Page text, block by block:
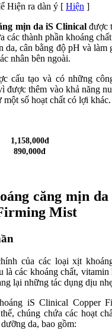
Hiện ra dàn ý [ Hiện ]
mịn da iS Clinical được
các thành phần khoáng
da, cân bằng độ pH và làm
nhân bên ngoài.
cấu tạo và có những
được thêm vào khả năng
số hoạt chất có lợi khác.
căng mịn
Mist
của các loại xịt
là các khoáng chất, vitamin
lại những tác dụng dịu
iS Clinical Copper
chúng chứa các hoạt
da, bao gồm: